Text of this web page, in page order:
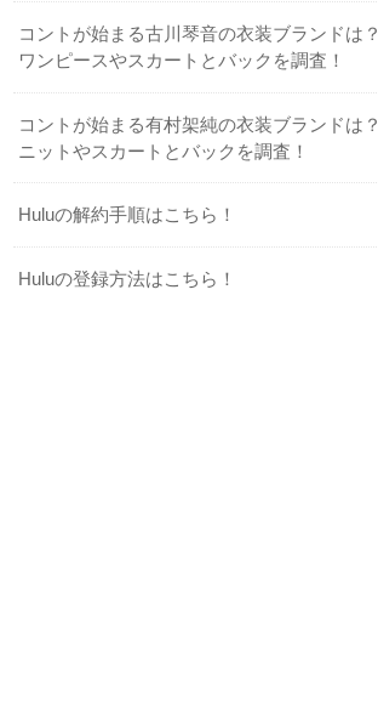
コントが始まる古川琴音の衣装ブランドは？
ワンピースやスカートとバックを調査！
コントが始まる有村架純の衣装ブランドは？
ニットやスカートとバックを調査！
Huluの解約手順はこちら！
Huluの登録方法はこちら！